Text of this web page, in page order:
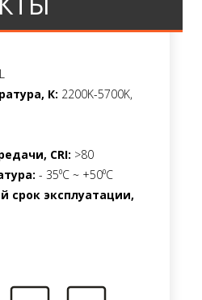
К: 2200K-5700K,
CRI: >80
- 35⁰С ~ +50⁰С
срок эксплуатации,